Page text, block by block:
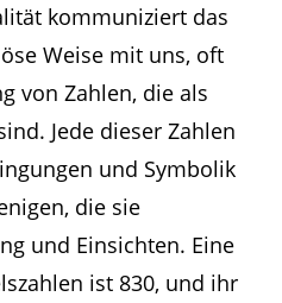
kommuniziert das
Weise mit uns, oft
von Zahlen, die als
Jede dieser Zahlen
und Symbolik
die sie
und Einsichten. Eine
ist 830, und ihr